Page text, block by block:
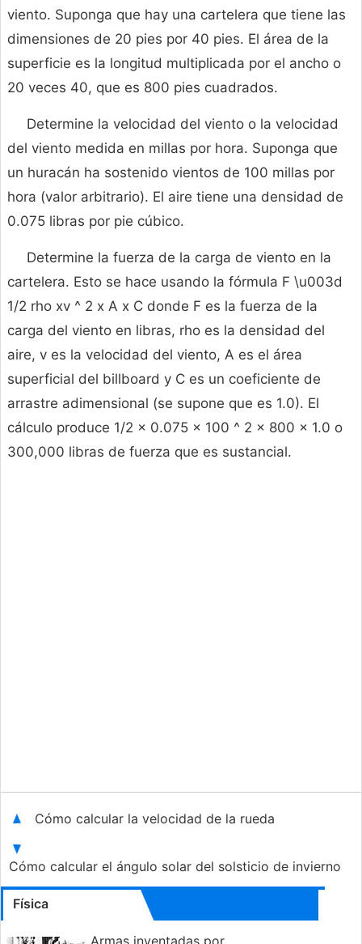
viento. Suponga que hay una cartelera que tiene las
dimensiones de 20 pies por 40 pies. El área de la
superficie es la longitud multiplicada por el ancho o
20 veces 40, que es 800 pies cuadrados.
Determine la velocidad del viento o la velocidad
del viento medida en millas por hora. Suponga que
un huracán ha sostenido vientos de 100 millas por
hora (valor arbitrario). El aire tiene una densidad de
0.075 libras por pie cúbico.
Determine la fuerza de la carga de viento en la
cartelera. Esto se hace usando la fórmula F \u003d
1/2 rho xv ^ 2 x A x C donde F es la fuerza de la
carga del viento en libras, rho es la densidad del
aire, v es la velocidad del viento, A es el área
superficial del billboard y C es un coeficiente de
arrastre adimensional (se supone que es 1.0). El
cálculo produce 1/2 x 0.075 x 100 ^ 2 x 800 x 1.0 o
300,000 libras de fuerza que es sustancial.
Cómo calcular la velocidad de la rueda
Cómo calcular el ángulo solar del solsticio de invierno
Física